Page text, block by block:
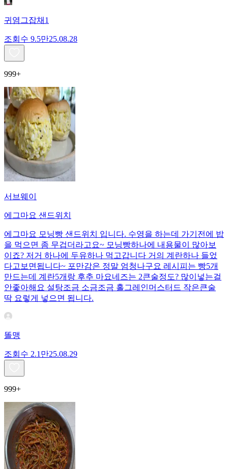
귀염그잡채1
조회수 9.5만25.08.28
999+
서브웨이
에그마요 샌드위치
에그마요 모닝빵 샌드위치 입니다. 수영을 하는데 가기전에 밥
을 먹으면 좀 무겁더라고요~ 모닝빵하나에 내용물이 많아보
이죠? 저거 하나에 두유하나 먹고갑니다 거의 계란하나 들었
다고보면됩니다~ 포만감은 정말 엄청나구요 레시피는 빵5개
만드는데 계란5개랑 후추 마요네즈는 2큰술정도? 많이넣는걸
안좋아해요 설탕조금 소금조금 홀그레인머스터드 작은큰술
딱 요렇게 넣으면 됩니다.
똘맹
조회수 2.1만25.08.29
999+